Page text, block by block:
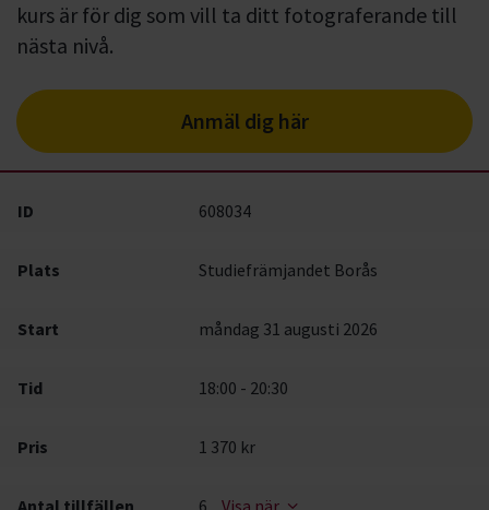
kurs är för dig som vill ta ditt fotograferande till
nästa nivå.
Anmäl dig här
ID 608034
Plats Studiefrämjandet Borås
Start måndag 31 augusti 2026
Tid 18:00 - 20:30
Pris 1 370 kr
Antal tillfällen 6 Visa när